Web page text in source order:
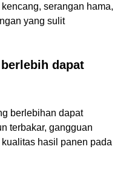
serangan hama,
yang sulit
dapat
berlebihan dapat
terbakar, gangguan
hasil panen pada